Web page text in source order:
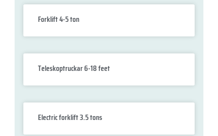
Forklift 4-5 ton
Teleskoptruckar 6-18 feet
Electric forklift 3.5 tons